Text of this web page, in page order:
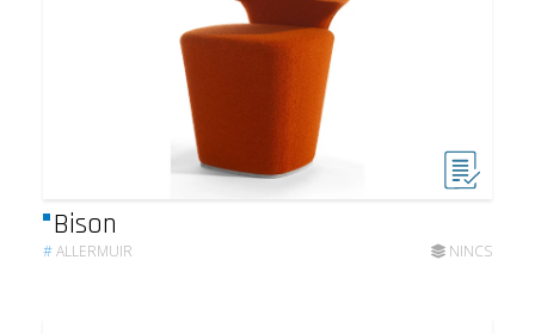
Bison
#ALLERMUIR NINCS